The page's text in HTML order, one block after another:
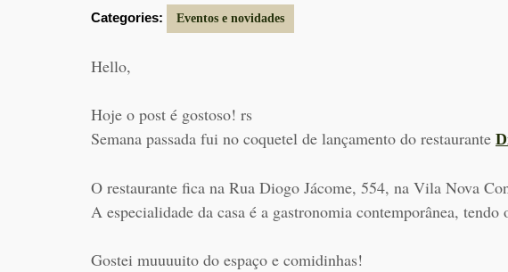
de
2013
Categories: Eventos e novidades
Hello,
Hoje o post é gostoso! rs
Semana passada fui no coquetel de lançamento do restaurante
O restaurante fica na Rua Diogo Jácome, 554, na Vila Nova
A especialidade da casa é a gastronomia contemporânea,
Gostei muuuuito do espaço e comidinhas!